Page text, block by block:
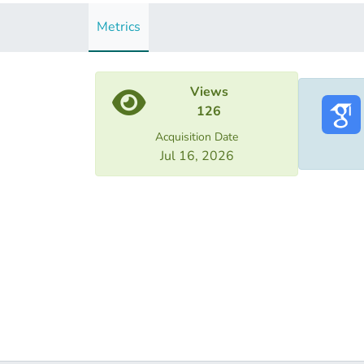
Metrics
Views
126
Acquisition Date
Jul 16, 2026